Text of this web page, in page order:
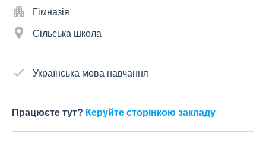
Гімназія
Сільська школа
Українська мова навчання
Працюєте тут? Керуйте сторінкою закладу